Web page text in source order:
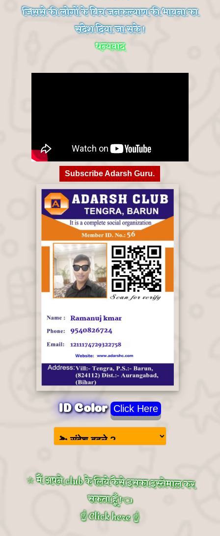
जिससे की लोगों के बिच जनकल्याण की भावना का
संदेश दिया जा सके !
धन्यवाद
Subscribe Adarsh Guru.
ID Color Click Here
☆ मैं अपने club के लिये कैसे इसका इस्तेमाल कर
सकता हूँ !👈
☝️ Click here ☝️